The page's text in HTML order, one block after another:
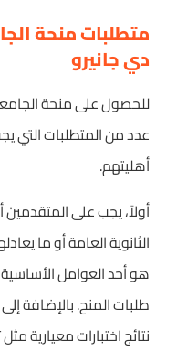
متطلبات منحة
دي جانيرو
للحصول على منحة
عدد من المتطلبات التي
أهليتهم.
أولاً، يجب على
الثانوية العامة أو ما
هو أحد العوامل الأساسية
طلبات المنح. بالإضافة